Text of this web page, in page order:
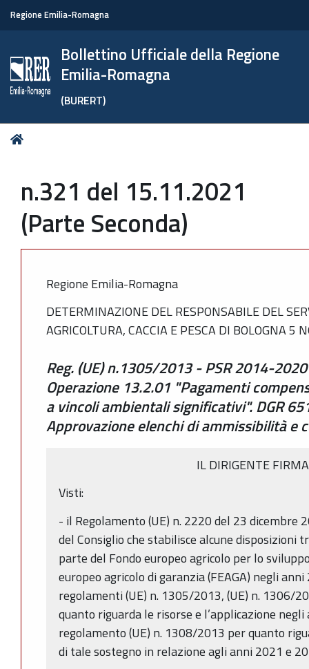
Regione Emilia-Romagna
Bollettino Ufficiale della Regione
Emilia-Romagna
(BURERT)
Tu
n.321 del 15.11.2021
(Parte Seconda)
Regione Emilia-Romagna
DETERMINAZIONE DEL RESPONSABILE DEL
AGRICOLTURA, CACCIA E PESCA DI BOLOGNA
Reg. (UE) n.1305/2013 - PSR 2014-
Operazione 13.2.01 "Pagamenti
a vincoli ambientali significativi". DGR
Approvazione elenchi di ammissibilità e
IL DIRIGENTE
Visti:
- il Regolamento (UE) n. 2220 del 23 dicembre
del Consiglio che stabilisce alcune disposizioni
parte del Fondo europeo agricolo per lo
europeo agricolo di garanzia (FEAGA) negli
regolamenti (UE) n. 1305/2013, (UE) n. 1306/
quanto riguarda le risorse e l’applicazione
regolamento (UE) n. 1308/2013 per quanto
di tale sostegno in relazione agli anni 2021 e